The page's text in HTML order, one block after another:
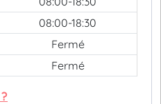
08:00-18:30
Fermé
Fermé